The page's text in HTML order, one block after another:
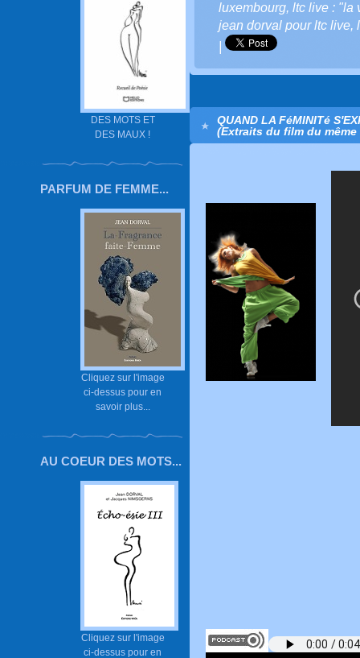
DES MOTS ET
DES MAUX !
PARFUM DE FEMME...
Cliquez sur l'image
ci-dessus pour en
savoir plus...
AU COEUR DES MOTS...
Cliquez sur l'image
ci-dessus pour en
luxembourg, ltc live : "la
jean dorval pour ltc live,
QUAND LA FéMINITé
(Extraits du film du